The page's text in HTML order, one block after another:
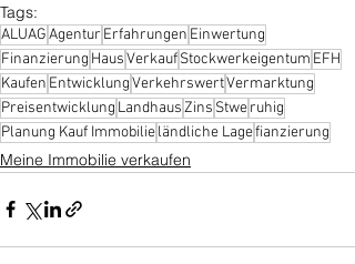
Tags:
ALUAGAgentur Erfahrungen Einwertung
Finanzierung HausVerkaufStockwerkeigentum EFH
Kaufen EntwicklungVerkehrswertVermarktung
Preisentwicklung LandhausZins Stweruhig
Planung Kauf Immobilieländliche Lagefianzierung
Meine Immobilie verkaufen